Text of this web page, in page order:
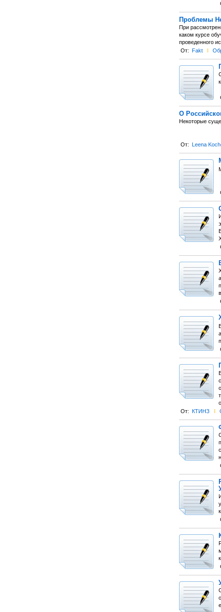
Проблемы
При
каком курсе
проведенного
От: Fakt l
О
Некоторые
От: Leena
От: КТИНЗ l